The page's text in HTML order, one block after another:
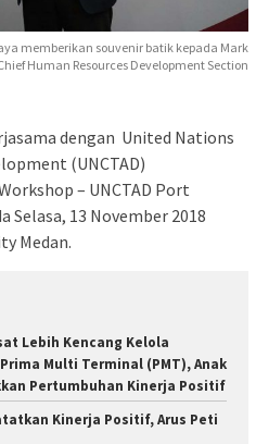
memberikan souvenir batik kepada Mark
Human Resources Development Section
dengan United Nations
(UNCTAD)
– UNCTAD Port
13 November 2018
Medan.
Lebih Kencang Kelola
Multi Terminal (PMT), Anak
Pertumbuhan Kinerja Positif
Kinerja Positif, Arus Peti